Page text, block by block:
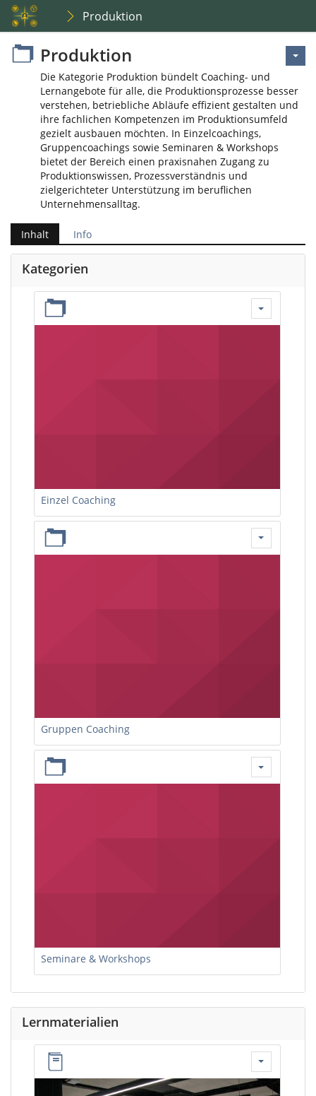
Produktion
Produktion
Die Kategorie Produktion bündelt Coaching- und
Lernangebote für alle, die Produktionsprozesse besser
verstehen, betriebliche Abläufe effizient gestalten und
ihre fachlichen Kompetenzen im Produktionsumfeld
gezielt ausbauen möchten. In Einzelcoachings,
Gruppencoachings sowie Seminaren & Workshops
bietet der Bereich einen praxisnahen Zugang zu
Produktionswissen, Prozessverständnis und
zielgerichteter Unterstützung im beruflichen
Unternehmensalltag.
Inhalt Info
Kategorien
Einzel Coaching
Gruppen Coaching
Seminare & Workshops
Lernmaterialien